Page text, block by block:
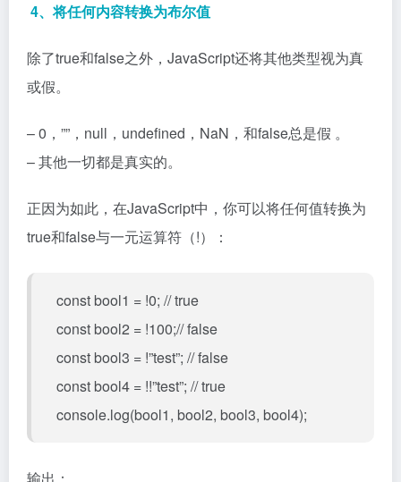
4、将任何内容转换为布尔值
除了true和false之外，JavaScript还将其他类型视为真
或假。
– 0，””，null，undefined，NaN，和false总是假 。
– 其他一切都是真实的。
正因为如此，在JavaScript中，你可以将任何值转换为
true和false与一元运算符（!）：
const bool1 = !0; // true
const bool2 = !100;// false
const bool3 = !”test”; // false
const bool4 = !!”test”; // true
console.log(bool1, bool2, bool3, bool4);